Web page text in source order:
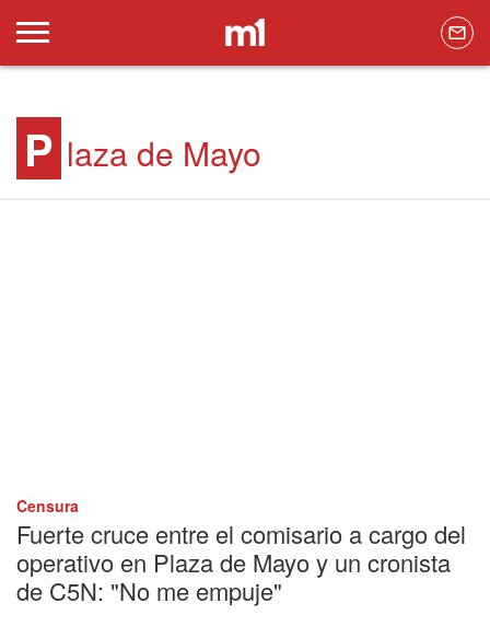
P laza de Mayo
Censura
Fuerte cruce entre el comisario a cargo del
operativo en Plaza de Mayo y un cronista
de C5N: "No me empuje"